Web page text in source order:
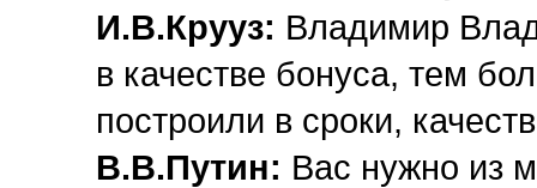
И.В.Крууз: Владимир
в качестве бонуса, тем
построили в сроки,
В.В.Путин: Вас нужно из